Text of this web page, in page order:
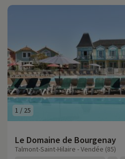
1 / 25
Le Domaine de Bourgenay
Talmont-Saint-Hilaire - Vendée (85)